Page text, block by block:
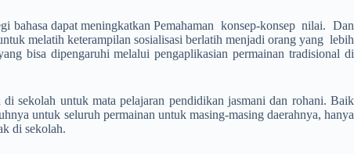
dapat meningkatkan Pemahaman konsep-konsep nilai. Dan
melatih keterampilan sosialisasi berlatih menjadi orang yang lebih
bisa dipengaruhi melalui pengaplikasian permainan tradisional di
sekolah untuk mata pelajaran pendidikan jasmani dan rohani. Baik
untuk seluruh permainan untuk masing-masing daerahnya, hanya
di sekolah.